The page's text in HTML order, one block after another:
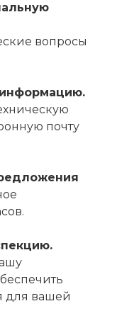
вопросы
почту
для вашей